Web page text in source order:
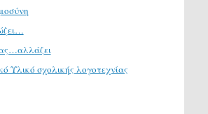
Υλικό σχολικής λογοτεχνίας